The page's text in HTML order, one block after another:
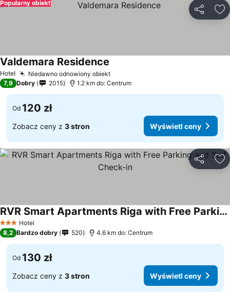
Popularny obiekt
Hotel Niedawno odnowiony obiekt
Valdemara Residence
7,9 Dobry 2015 1.2 km do: Centrum
Od 120 zł
Zobacz ceny z 3 stron Wyświetl ceny
3 Kategoria
Hotel
RVR Smart Apartments Riga with Free Parking and Self Check-in
8,2 Bardzo dobry 520 4.6 km do: Centrum
Od 130 zł
Zobacz ceny z 3 stron Wyświetl ceny